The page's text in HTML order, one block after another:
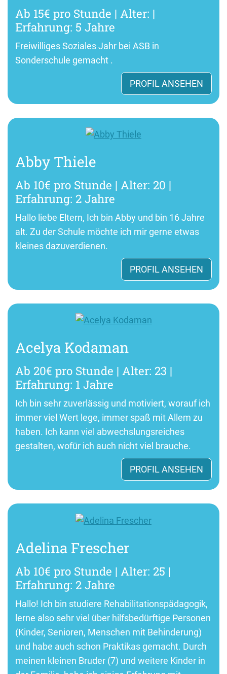
Ab 15€ pro Stunde | Alter: |
Erfahrung: 5 Jahre
Freiwilliges Soziales Jahr bei ASB in
Sonderschule gemacht .
PROFIL ANSEHEN
Abby Thiele
Ab 10€ pro Stunde | Alter: 20 |
Erfahrung: 2 Jahre
Hallo liebe Eltern, Ich bin Abby und bin 16 Jahre
alt. Zu der Schule möchte ich mir gerne etwas
kleines dazuverdienen.
PROFIL ANSEHEN
Acelya Kodaman
Ab 20€ pro Stunde | Alter: 23 |
Erfahrung: 1 Jahre
Ich bin sehr zuverlässig und motiviert, worauf ich
immer viel Wert lege, immer spaß mit Allem zu
haben. Ich kann viel abwechslungsreiches
gestalten, wofür ich auch nicht viel brauche.
PROFIL ANSEHEN
Adelina Frescher
Ab 10€ pro Stunde | Alter: 25 |
Erfahrung: 2 Jahre
Hallo! Ich bin studiere Rehabilitationspädagogik,
lerne also sehr viel über hilfsbedürftige Personen
(Kinder, Senioren, Menschen mit Behinderung)
und habe auch schon Praktikas gemacht. Durch
meinen kleinen Bruder (7) und weitere Kinder in